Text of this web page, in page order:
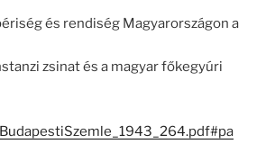
és rendiség Magyarországon a
zsinat és a magyar főkegyúri